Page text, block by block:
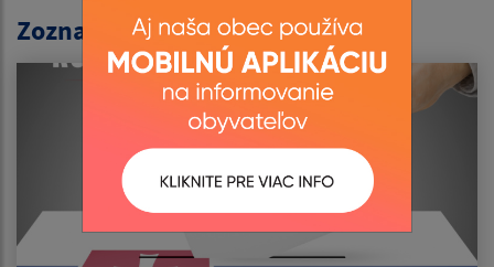
Zoznam volieb: